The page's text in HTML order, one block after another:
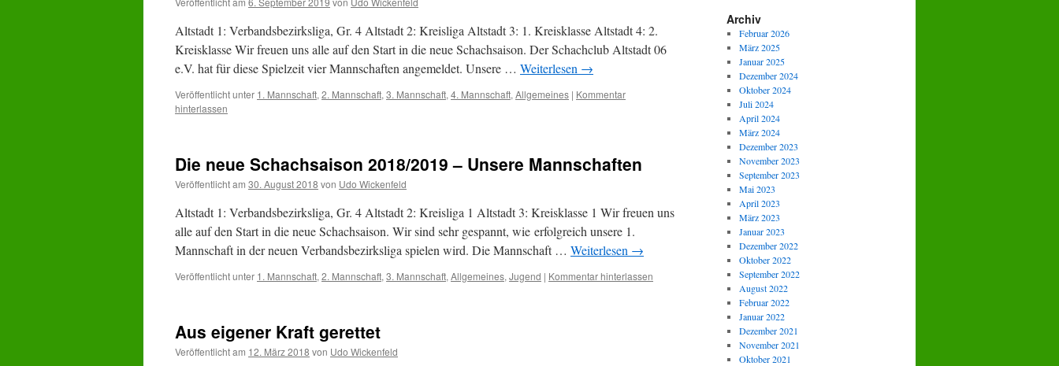
Altstadt 1: Verbandsbezirksliga, Gr. 4 Altstadt 2: Kreisliga Altstadt 3: 1. Kreisklasse Altstadt 4: 2.
Kreisklasse Wir freuen uns alle auf den Start in die neue Schachsaison. Der Schachclub Altstadt 06
e.V. hat für diese Spielzeit vier Mannschaften angemeldet. Unsere … Weiterlesen →
Veröffentlicht unter 1. Mannschaft, 2. Mannschaft, 3. Mannschaft, 4. Mannschaft, Allgemeines | Kommentar
hinterlassen
Die neue Schachsaison 2018/2019 – Unsere Mannschaften
Veröffentlicht am 30. August 2018 von Udo Wickenfeld
Altstadt 1: Verbandsbezirksliga, Gr. 4 Altstadt 2: Kreisliga 1 Altstadt 3: Kreisklasse 1 Wir freuen uns
alle auf den Start in die neue Schachsaison. Wir sind sehr gespannt, wie erfolgreich unsere 1.
Mannschaft in der neuen Verbandsbezirksliga spielen wird. Die Mannschaft … Weiterlesen →
Veröffentlicht unter 1. Mannschaft, 2. Mannschaft, 3. Mannschaft, Allgemeines, Jugend | Kommentar hinterlassen
Aus eigener Kraft gerettet
Veröffentlicht am 12. März 2018 von Udo Wickenfeld
Archiv
Februar 2026
März 2025
Januar 2025
Dezember 2024
Oktober 2024
Juli 2024
April 2024
März 2024
Dezember 2023
November 2023
September 2023
Mai 2023
April 2023
März 2023
Januar 2023
Dezember 2022
Oktober 2022
September 2022
August 2022
Februar 2022
Januar 2022
Dezember 2021
November 2021
Oktober 2021